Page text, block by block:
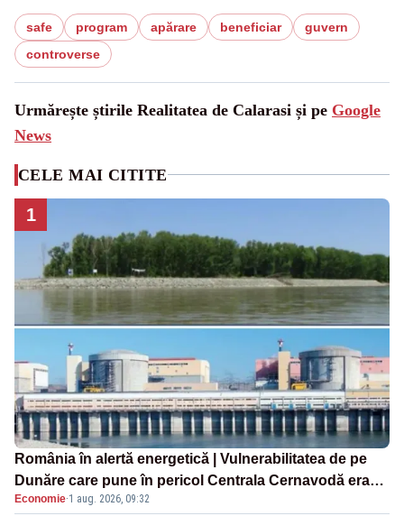
safe program apărare beneficiar
guvern
controverse
Urmărește știrile Realitatea de Calarasi și pe Google
News
CELE MAI CITITE
1
România în alertă energetică | Vulnerabilitatea de pe
Dunăre care pune în pericol Centrala Cernavodă era
cunoscută de pe vremea lui Ceaușescu
Economie·1 aug. 2026, 09:32